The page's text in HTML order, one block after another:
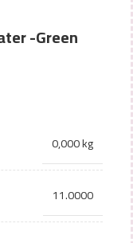
-Green
0,000 kg
11.0000